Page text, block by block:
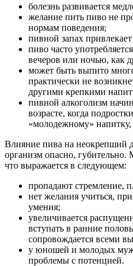
болезнь развивается
желание пить пиво не
нормам поведения;
пивной запах
пиво часто
вечеров или ночью, как
может быть выпито
практически не
другими крепкими
пивной алкоголизм
возрасте, когда
«молодежному» напитку,
Влияние пива на неокрепший
организм опасно, губительно.
что выражается в следующем:
пропадают стремление,
нет желания учиться,
умения;
увеличивается
вступать в ранние
сопровождается всеми
у юношей и молодых
проблемы с потенцией.